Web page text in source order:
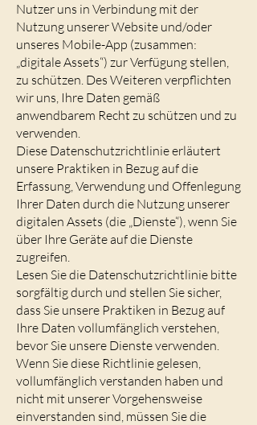
Nutzer uns in Verbindung mit der
Nutzung unserer Website und/oder
unseres Mobile-App (zusammen:
„digitale Assets“) zur Verfügung stellen,
zu schützen. Des Weiteren verpflichten
wir uns, Ihre Daten gemäß
anwendbarem Recht zu schützen und zu
verwenden.
Diese Datenschutzrichtlinie erläutert
unsere Praktiken in Bezug auf die
Erfassung, Verwendung und Offenlegung
Ihrer Daten durch die Nutzung unserer
digitalen Assets (die „Dienste“), wenn Sie
über Ihre Geräte auf die Dienste
zugreifen.
Lesen Sie die Datenschutzrichtlinie bitte
sorgfältig durch und stellen Sie sicher,
dass Sie unsere Praktiken in Bezug auf
Ihre Daten vollumfänglich verstehen,
bevor Sie unsere Dienste verwenden.
Wenn Sie diese Richtlinie gelesen,
vollumfänglich verstanden haben und
nicht mit unserer Vorgehensweise
einverstanden sind, müssen Sie die